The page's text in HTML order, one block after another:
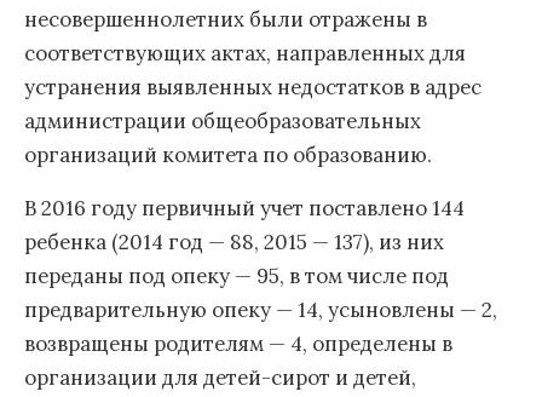
несовершеннолетних были отражены в
соответствующих актах, направленных для
устранения выявленных недостатков в адрес
администрации общеобразовательных
организаций комитета по образованию.
В 2016 году первичный учет поставлено 144
ребенка (2014 год — 88, 2015 — 137), из них
переданы под опеку — 95, в том числе под
предварительную опеку — 14, усыновлены — 2,
возвращены родителям — 4, определены в
организации для детей-сирот и детей,